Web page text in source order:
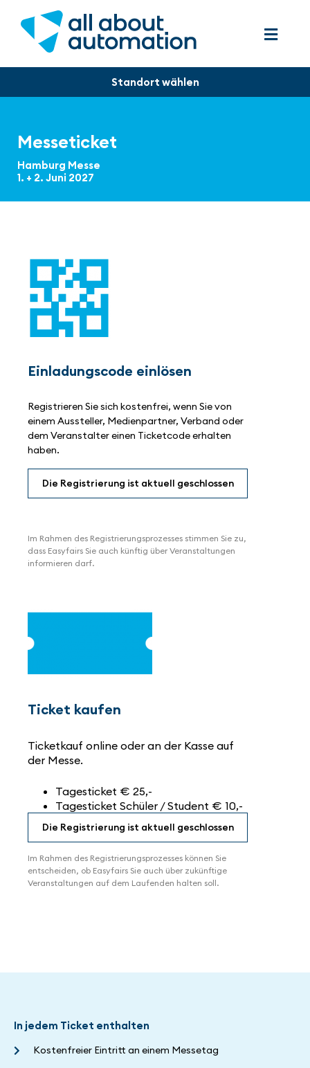
Messeticket
Hamburg Messe
1. + 2. Juni 2027
Einladungscode einlösen
Registrieren Sie sich kostenfrei, wenn Sie von
einem Aussteller, Medienpartner, Verband oder
dem Veranstalter einen Ticketcode erhalten
haben.
Die Registrierung ist aktuell geschlossen
Im Rahmen des Registrierungsprozesses stimmen Sie zu,
dass Easyfairs Sie auch künftig über Veranstaltungen
informieren darf.
Ticket kaufen
Ticketkauf online oder an der Kasse auf
der Messe.
Tagesticket € 25,-
Tagesticket Schüler / Student € 10,-
Die Registrierung ist aktuell geschlossen
Im Rahmen des Registrierungsprozesses können Sie
entscheiden, ob Easyfairs Sie auch über zukünftige
Veranstaltungen auf dem Laufenden halten soll.
In jedem Ticket enthalten
Kostenfreier Eintritt an einem Messetag